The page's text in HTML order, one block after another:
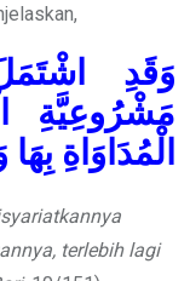
وَقَدِ
مَشْرُوعِيَّةِ
الْمُدَاوَاةِ
terlebih lagi